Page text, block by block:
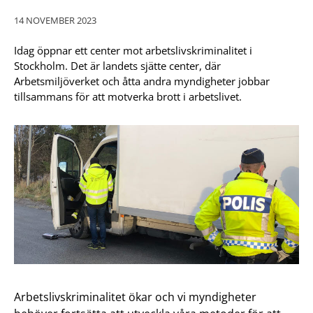
14 NOVEMBER 2023
Idag öppnar ett center mot arbetslivskriminalitet i
Stockholm. Det är landets sjätte center, där
Arbetsmiljöverket och åtta andra myndigheter jobbar
tillsammans för att motverka brott i arbetslivet.
Arbetslivskriminalitet ökar och vi myndigheter